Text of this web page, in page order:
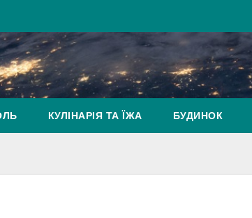
КУЛІНАРІЯ ТА ЇЖА БУДИНОК